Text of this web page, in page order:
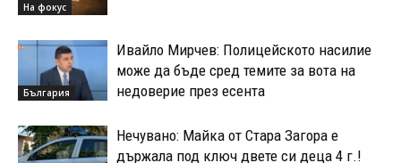
На фокус
България
Ивайло Мирчев: Полицейското насилие
може да бъде сред темите за вота на
недоверие през есента
Нечувано: Майка от Стара Загора е
държала под ключ двете си деца 4 г.!